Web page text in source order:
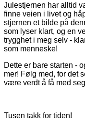
Julestjernen har alltid
finne veien i livet og
stjernen et bilde på
som lyser klart, og en
trygghet i meg selv -
som menneske!
Dette er bare starten -
mer! Følg med, for det
være verdt å få med
Tusen takk for tiden!